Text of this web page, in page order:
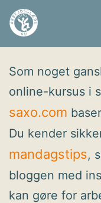
Fortsæt
Arbejdsglæde
Udgivet
Som noget
online-kursus i
saxo.com
Du kender
mandagstips,
bloggen med
kan gøre for